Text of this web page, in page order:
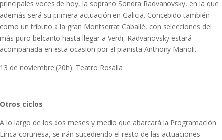
principales voces de hoy, la soprano Sondra Radvanovsky, en la que
además será su primera actuación en Galicia. Concebido también
como un tributo a la gran Montserrat Caballé, con selecciones del
más puro belcanto hasta llegar a Verdi, Radvanovsky estará
acompañada en esta ocasión por el pianista Anthony Manoli.
13 de noviembre (20h). Teatro Rosalía
Otros ciclos
A lo largo de los dos meses y medio que abarcará la Programación
Lírica coruñesa, se irán sucediendo el resto de las actuaciones